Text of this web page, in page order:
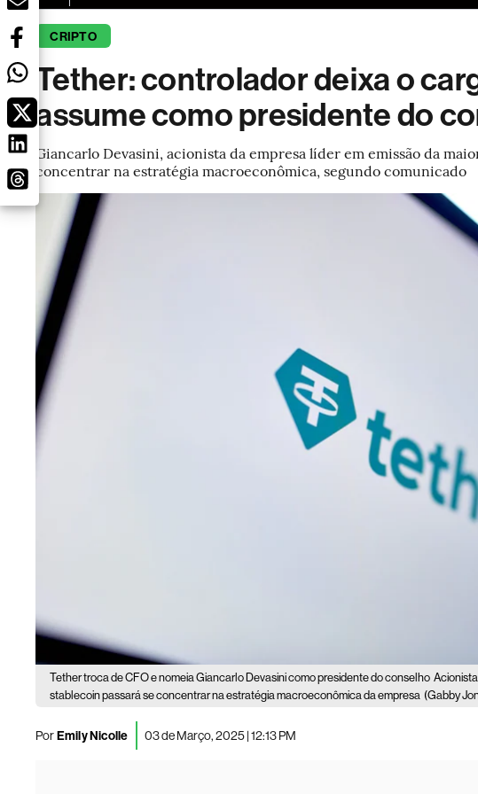
CRIPTO
Tether: controlador deixa o
assume como presidente do
Giancarlo Devasini, acionista da empresa líder em emissão da
concentrar na estratégia macroeconômica, segundo comunicado
Tether troca de CFO e nomeia Giancarlo Devasini como presidente do conselho
stablecoin passará se concentrar na estratégia macroeconômica da empresa (Gabby
PorEmily Nicolle 03 de Março, 2025 | 12:13 PM